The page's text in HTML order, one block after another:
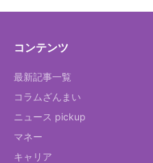
コンテンツ
最新記事一覧
コラムざんまい
ニュース pickup
マネー
キャリア